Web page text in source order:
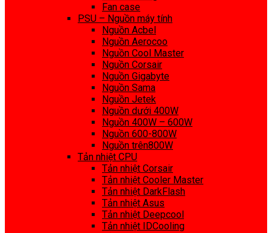
Fan case
PSU – Nguồn máy tính
Nguồn Acbel
Nguồn Aerocoo
Nguồn Cool Master
Nguồn Corsair
Nguồn Gigabyte
Nguồn Sama
Nguồn Jetek
Nguồn dưới 400W
Nguồn 400W – 600W
Nguồn 600-800W
Nguồn trên800W
Tản nhiệt CPU
Tản nhiệt Corsair
Tản nhiệt Cooler Master
Tản nhiệt DarkFlash
Tản nhiệt Asus
Tản nhiệt Deepcool
Tản nhiệt IDCooling